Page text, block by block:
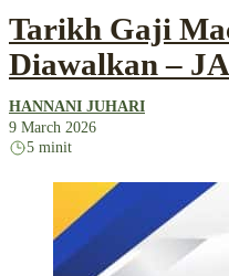
Tarikh Gaji
Diawalkan –
HANNANI JUHARI
9 March 2026
5 minit